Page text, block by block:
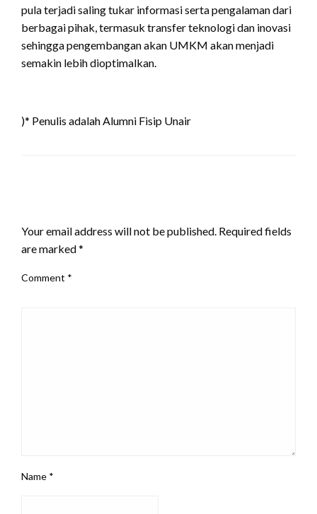
pula terjadi saling tukar informasi serta pengalaman dari
berbagai pihak, termasuk transfer teknologi dan inovasi
sehingga pengembangan akan UMKM akan menjadi
semakin lebih dioptimalkan.
)* Penulis adalah Alumni Fisip Unair
Your email address will not be published. Required fields
are marked*
Comment *
Name *